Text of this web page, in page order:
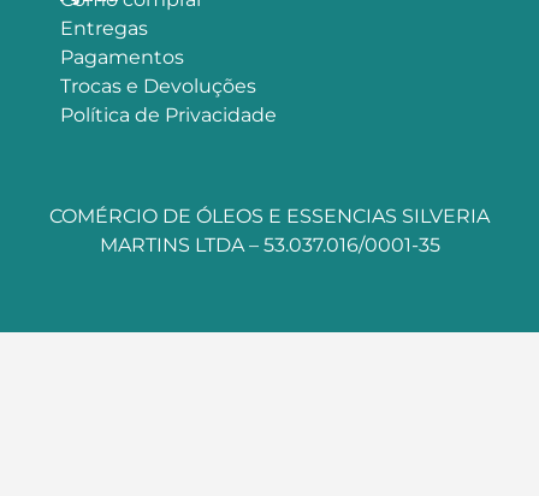
Entregas
Pagamentos
Trocas e Devoluções
Política de Privacidade
COMÉRCIO DE ÓLEOS E ESSENCIAS SILVERIA
MARTINS LTDA – 53.037.016/0001-35